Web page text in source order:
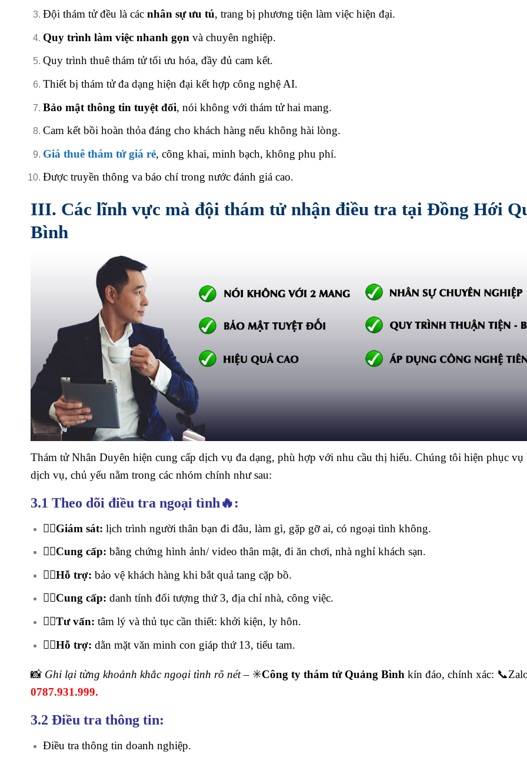
Đội thám tử đều là các nhân sự ưu tú, trang bị phương tiện làm việc hiện đại.
Quy trình làm việc nhanh gọn và chuyên nghiệp.
Quy trình thuê thám tử tối ưu hóa, đầy đủ cam kết.
Thiết bị thám tử đa dạng hiện đại kết hợp công nghệ AI.
Bảo mật thông tin tuyệt đối, nói không với thám tử hai mang.
Cam kết bồi hoàn thỏa đáng cho khách hàng nếu không hài lòng.
Giá thuê thám tử giá rẻ, công khai, minh bạch, không phu phí.
Được truyền thông va báo chí trong nước đánh giá cao.
III. Các lĩnh vực mà đội thám tử nhận điều tra tại Đồng Hới
Bình
Thám tử Nhân Duyên hiện cung cấp dịch vụ đa dạng, phù hợp với nhu cầu thị hiếu. Chúng tôi hiện phục vụ
dịch vụ, chủ yếu nằm trong các nhóm chính như sau:
3.1 Theo dõi điều tra ngoại tình🔥:
🕵️‍♂️Giám sát: lịch trình người thân bạn đi đâu, làm gì, gặp gỡ ai, có ngoại tình không.
🕵️‍♂️Cung cấp: bằng chứng hình ảnh/ video thân mật, đi ăn chơi, nhà nghỉ khách sạn.
🕵️‍♂️Hỗ trợ: bảo vệ khách hàng khi bắt quả tang cặp bồ.
🕵️‍♂️Cung cấp: danh tính đối tượng thứ 3, địa chỉ nhà, công việc.
🕵️‍♂️Tư vấn: tâm lý và thủ tục cần thiết: khởi kiện, ly hôn.
🕵️‍♂️Hỗ trợ: dằn mặt văn minh con giáp thứ 13, tiểu tam.
📸 Ghi lại từng khoảnh khắc ngoại tình rõ nét– ✳️Công ty thám tử Quảng Bình kín đáo, chính xác:
0787.931.999.
3.2 Điều tra thông tin:
Điều tra thông tin doanh nghiệp.